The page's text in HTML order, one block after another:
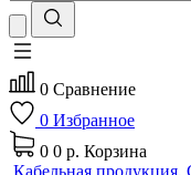
0 Сравнение
0 Избранное
0 0 р. Корзина
Кабельная